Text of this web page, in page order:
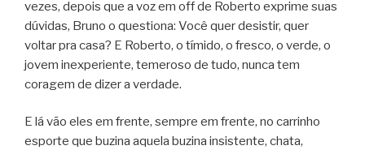
vezes, depois que a voz em off de Roberto exprime suas
dúvidas, Bruno o questiona: Você quer desistir, quer
voltar pra casa? E Roberto, o tímido, o fresco, o verde, o
jovem inexperiente, temeroso de tudo, nunca tem
coragem de dizer a verdade.
E lá vão eles em frente, sempre em frente, no carrinho
esporte que buzina aquela buzina insistente, chata,